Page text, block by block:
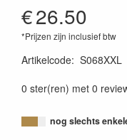
€26.50
*Prijzen zijn inclusief btw
Artikelcode: S068XXL
0 ster(ren) met 0
nog slechts